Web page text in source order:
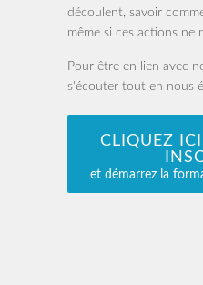
découlent, savoir
même si ces actions ne
Pour être en lien avec
s'écouter tout en nous
CLIQUEZ
et démarrez la